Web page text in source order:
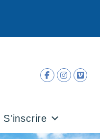
S'inscrire